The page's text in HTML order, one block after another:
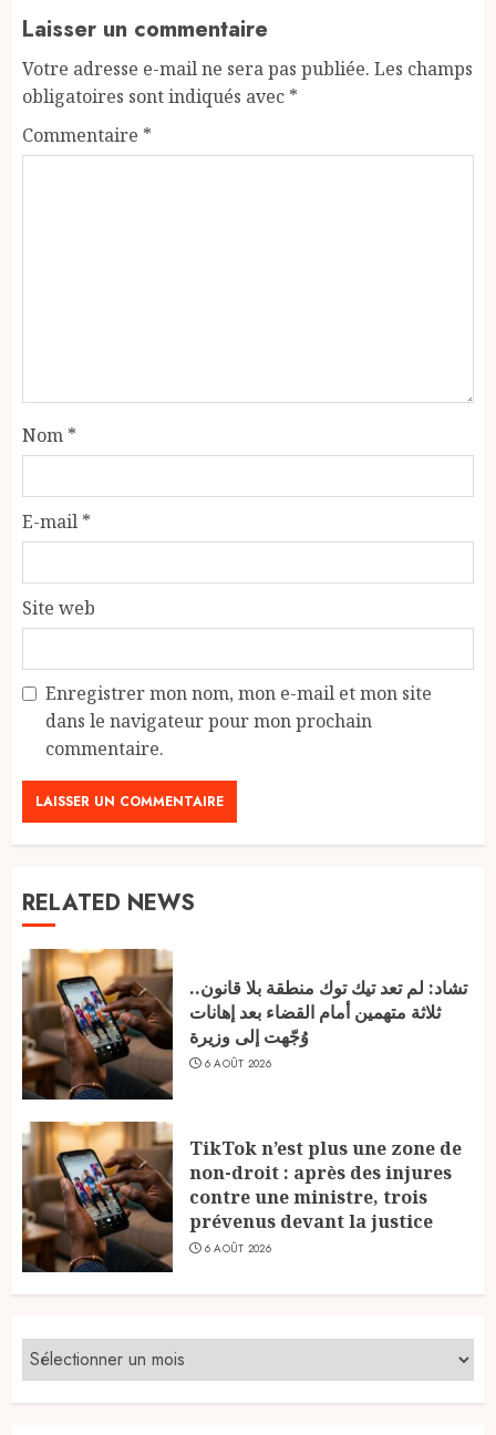
Laisser un commentaire
Votre adresse e-mail ne sera pas publiée. Les champs
obligatoires sont indiqués avec *
Commentaire *
Nom *
E-mail *
Site web
Enregistrer mon nom, mon e-mail et mon site
dans le navigateur pour mon prochain
commentaire.
RELATED NEWS
تشاد: لم تعد تيك توك منطقة بلا قانون..
ثلاثة متهمين أمام القضاء بعد إهانات
وُجّهت إلى وزيرة
6 AOÛT 2026
TikTok n’est plus une zone de
non-droit : après des injures
contre une ministre, trois
prévenus devant la justice
6 AOÛT 2026